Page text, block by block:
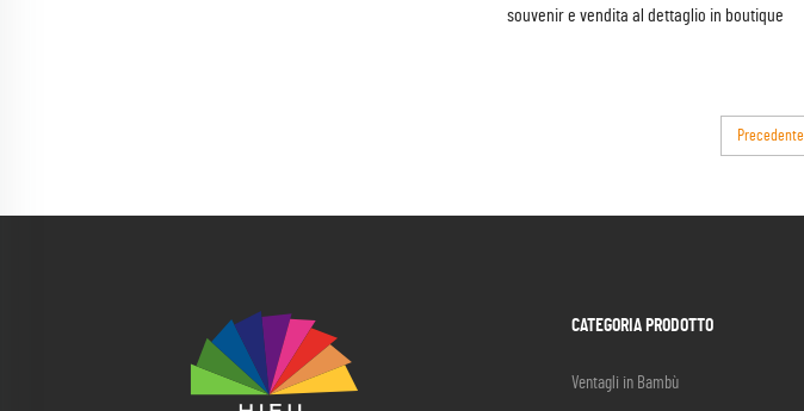
souvenir e vendita al dettaglio in boutique
Precedente
CATEGORIA PRODOTTO
Ventagli in Bambù